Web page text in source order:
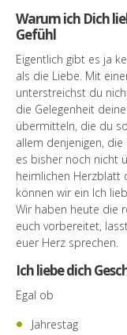
Warum ich Dich
Gefühl
Eigentlich gibt es ja
als die Liebe. Mit
unterstreichst du
die Gelegenheit
übermitteln, die du
allem denjenigen,
es bisher noch nicht
heimlichen Herzblatt
können wir ein Ich
Wir haben heute die
euch vorbereitet,
euer Herz sprechen.
Ich liebe dich
Egal ob
Jahrestag